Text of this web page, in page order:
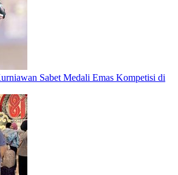
Sabet Medali Emas Kompetisi di